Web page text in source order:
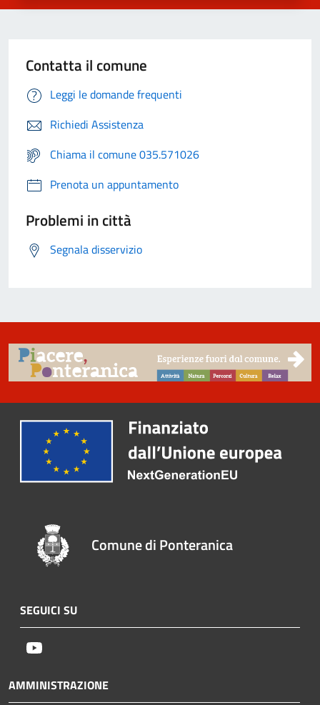
Contatta il comune
Leggi le domande frequenti
Richiedi Assistenza
Chiama il comune 035.571026
Prenota un appuntamento
Problemi in città
Segnala disservizio
Comune di Ponteranica
SEGUICI SU
AMMINISTRAZIONE